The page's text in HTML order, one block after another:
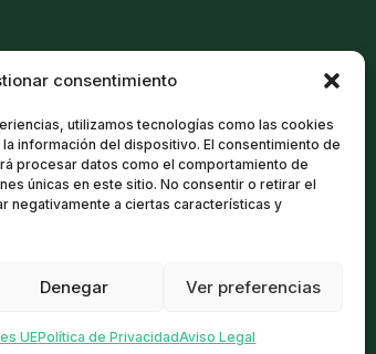
consentimiento
utilizamos tecnologías como las cookies
información del dispositivo. El consentimiento de
procesar datos como el comportamiento de
únicas en este sitio. No consentir o retirar el
negativamente a ciertas características y
Denegar Ver preferencias
UEPolítica de PrivacidadAviso Legal